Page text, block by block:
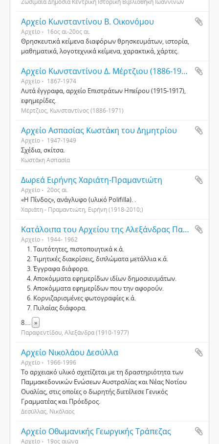
Αρχείο Κωνσταντίνου Β. Οικονόμου
Αρχείο 16ος αι-20ος αι.
Θρησκευτικά κείμενα διαφόρων θρησκευμάτων, ιστορία,
μαθηματικά, λογοτεχνικά κείμενα, χαρακτικά, χάρτες.
Αρχείο Κωνσταντίνου Δ. Μέρτζιου (1886-1971)
Αρχείο 1867-1974
Λυτά έγγραφα, αρχείο Επιστράτων Ηπείρου (1915-1917),
εφημερίδες.
Μέρτζιος, Κωνσταντίνος (1886-1971)
Αρχείο Ασπασίας Κωστάκη του Δημητρίου
Αρχείο 1947-1949
Σχέδια, σκίτσα.
Κωστάκη Ασπασία
Δωρεά Ειρήνης Χαριάτη-Πραμαντιώτη
Αρχείο 20ος αι.
«Η Πίνδος», ανάγλυφο (υλικό Polifilla). .
Χαριάτη - Πραμαντιώτη, Ειρήνη (1918-2010;)
Κατάλοιπα του Αρχείου της Αλεξάνδρας Παραφεντίδου
Αρχείο 1944- 1962
Ταυτότητες, πιστοποιητικά κ.ά.
Τιμητικές διακρίσεις, διπλώματα μετάλλια κ.ά.
Έγγραφα διάφορα.
Αποκόμματα εφημερίδων ιδίων δημοσιευμάτων.
Αποκόμματα εφημερίδων που την αφορούν.
Κορνιζαρισμένες φωτογραφίες κ.ά.
Πυλαίας διάφορα.
8.... »
Παραφεντίδου, Αλεξάνδρα (1910-1977)
Αρχείο Νικολάου Δεσύλλα
Αρχείο 1966-1996
Το αρχειακό υλικό σχετίζεται με τη δραστηριότητα των
Παμμακεδονικών Ενώσεων Αυστραλίας και Νέας Νοτίου
Ουαλίας, στις οποίες ο δωρητής διετέλεσε Γενικός
Γραμματέας και Πρόεδρος.
Δεσύλλας, Νικόλαος
Αρχείο Οθωμανικής Γεωργικής Τράπεζας
Αρχείο
19ος αιώνα